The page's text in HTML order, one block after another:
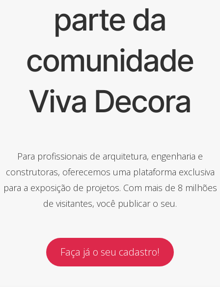
parte da
comunidade
Viva Decora
Para profissionais de arquitetura, engenharia e
construtoras, oferecemos uma plataforma exclusiva
para a exposição de projetos. Com mais de 8 milhões
de visitantes, você publicar o seu.
Faça já o seu cadastro!